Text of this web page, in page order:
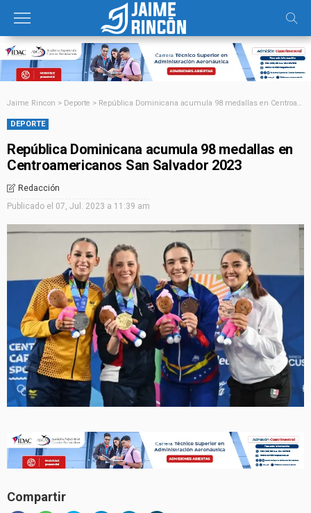
Jaime Rincon > Deporte > República Dominicana acumula 98 medallas en Centroamericanos San Salvador 2023
DEPORTE
República Dominicana acumula 98 medallas en
Centroamericanos San Salvador 2023
Redacción
Publicado el 07, Jul. 2023 a 11:39 am
Compartir